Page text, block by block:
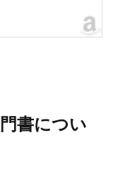
書につい